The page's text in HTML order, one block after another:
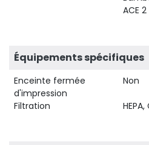
ACE 2
Équipements spécifiques
Enceinte fermée
d'impression
Non
Filtration